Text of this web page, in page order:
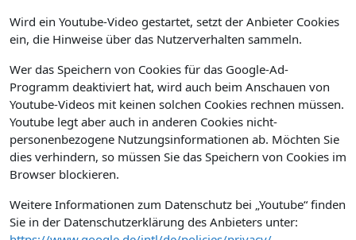
Wird ein Youtube-Video gestartet, setzt der Anbieter Cookies
ein, die Hinweise über das Nutzerverhalten sammeln.
Wer das Speichern von Cookies für das Google-Ad-
Programm deaktiviert hat, wird auch beim Anschauen von
Youtube-Videos mit keinen solchen Cookies rechnen müssen.
Youtube legt aber auch in anderen Cookies nicht-
personenbezogene Nutzungsinformationen ab. Möchten Sie
dies verhindern, so müssen Sie das Speichern von Cookies im
Browser blockieren.
Weitere Informationen zum Datenschutz bei „Youtube“ finden
Sie in der Datenschutzerklärung des Anbieters unter: